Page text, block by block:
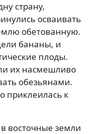
страну,
осваивать
обетованную.
бананы, и
плоды.
их насмешливо
обезьянами.
приклеилась к
восточные земли